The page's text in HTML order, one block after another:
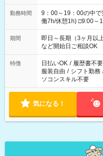
勤務時間
9：00～19：00の中で実働7ｈ～ ＜シフト
働7h/休憩1h) □9:00～
期間
即日～長期（3ヶ月
など開始日ご相談OK
特徴 日払いOK / 履歴書不要
服装自由 / シフト勤務
ソコンスキル不要
気になる！